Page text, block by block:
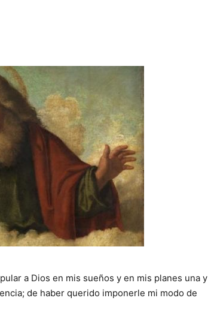
a Dios en mis sueños y en mis planes una y
de haber querido imponerle mi modo de